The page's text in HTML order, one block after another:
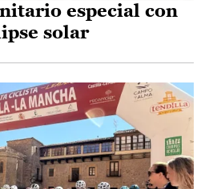
especial con
solar